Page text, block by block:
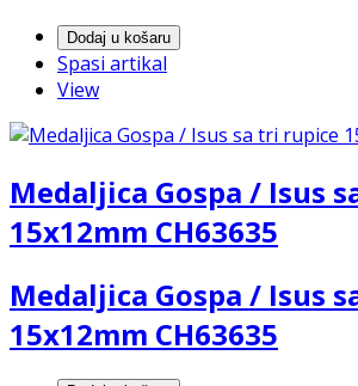
Dodaj u košaru
Spasi artikal
View
Medaljica Gospa / Isus
15x12mm CH63635
Medaljica Gospa / Isus
15x12mm CH63635